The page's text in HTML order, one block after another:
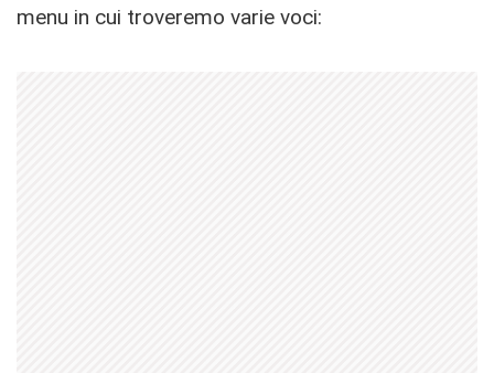
menu in cui troveremo varie voci: